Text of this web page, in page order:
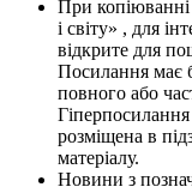
При копіюванні
і світу» , для
відкрите для
Посилання має
повного або
розміщена в
матеріалу.
Новини з